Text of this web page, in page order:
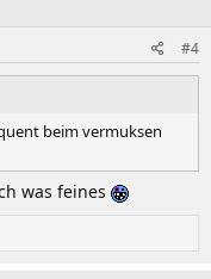
#4
beim vermuksen
was feines